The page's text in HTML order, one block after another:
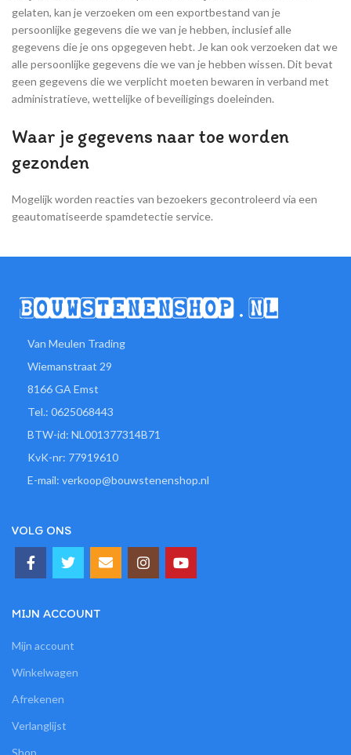
gelaten, kan je verzoeken om een exportbestand van je
persoonlijke gegevens die we van je hebben, inclusief alle
gegevens die je ons opgegeven hebt. Je kan ook verzoeken dat we
alle persoonlijke gegevens die we van je hebben wissen. Dit bevat
geen gegevens die we verplicht moeten bewaren in verband met
administratieve, wettelijke of beveiligings doeleinden.
Waar je gegevens naar toe worden
gezonden
Mogelijk worden reacties van bezoekers gecontroleerd via een
geautomatiseerde spamdetectie service.
Van Meulen Trading
Wiemanstraat 29
8166 GA Emst
Tel.: 0625068443
BTW-id: NL001377314B71
KvK-nr: 77919610
E-mail: verkoop@bouwstenenshop.nl
VOLG ONS
MIJN ACCOUNT
Mijn account
Winkelwagen
Afrekenen
Verlanglijst
Shop